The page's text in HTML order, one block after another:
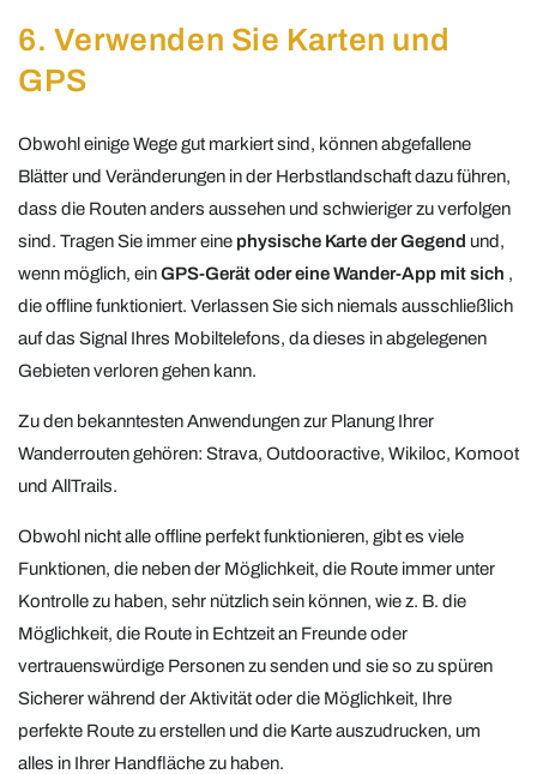
6. Verwenden Sie Karten und
GPS
Obwohl einige Wege gut markiert sind, können abgefallene
Blätter und Veränderungen in der Herbstlandschaft dazu führen,
dass die Routen anders aussehen und schwieriger zu verfolgen
sind. Tragen Sie immer eine physische Karte der Gegend und,
wenn möglich, einGPS-Gerät oder eine Wander-App mit sich ,
die offline funktioniert. Verlassen Sie sich niemals ausschließlich
auf das Signal Ihres Mobiltelefons, da dieses in abgelegenen
Gebieten verloren gehen kann.
Zu den bekanntesten Anwendungen zur Planung Ihrer
Wanderrouten gehören: Strava, Outdooractive, Wikiloc, Komoot
und AllTrails.
Obwohl nicht alle offline perfekt funktionieren, gibt es viele
Funktionen, die neben der Möglichkeit, die Route immer unter
Kontrolle zu haben, sehr nützlich sein können, wie z. B. die
Möglichkeit, die Route in Echtzeit an Freunde oder
vertrauenswürdige Personen zu senden und sie so zu spüren
Sicherer während der Aktivität oder die Möglichkeit, Ihre
perfekte Route zu erstellen und die Karte auszudrucken, um
alles in Ihrer Handfläche zu haben.